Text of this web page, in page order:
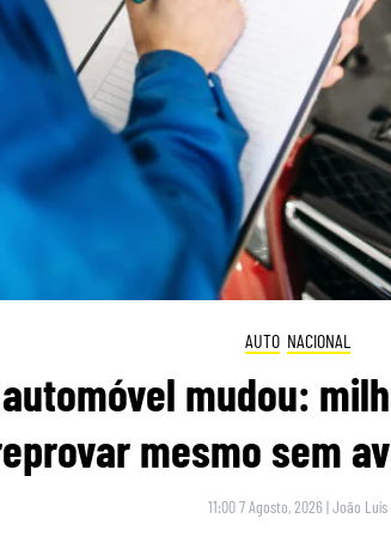
AUTO NACIONAL
mudou:
mesmo sem
11:00 7 Agosto, 2026 |João Luís